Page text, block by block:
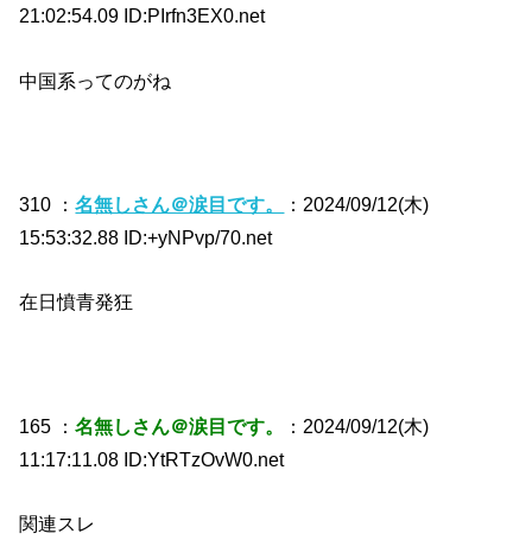
21:02:54.09 ID:PIrfn3EX0.net
中国系ってのがね
310 ：名無しさん＠涙目です。
：2024/09/12(木)
15:53:32.88 ID:+yNPvp/70.net
在日憤青発狂
165 ：名無しさん＠涙目です。
：2024/09/12(木)
11:17:11.08 ID:YtRTzOvW0.net
関連スレ